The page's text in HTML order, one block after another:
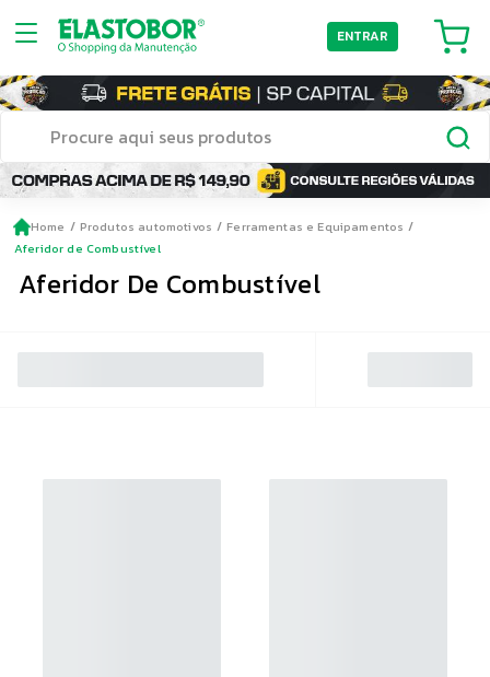
ENTRAR
Home Produtos automotivos
Ferramentas e Equipamentos
Aferidor de Combustível
Aferidor De Combustível